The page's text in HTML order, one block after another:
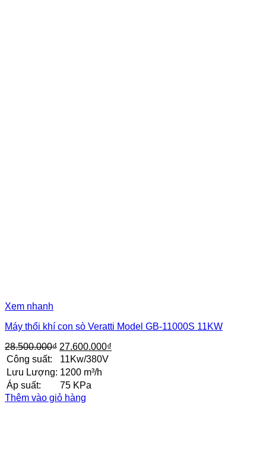
Xem nhanh
Máy thổi khí con sò Veratti Model GB-11000S 11KW
28.500.000₫ Giá
gốc
là:
28.500.000₫.
27.600.000₫
Công suất:
11Kw/380V
Lưu Lượng: 1200 m³/h
Áp suất:
75 KPa
Thêm vào giỏ hàng